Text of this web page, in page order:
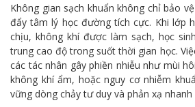
Không gian sạch khuẩn không chỉ bảo
đẩy tâm lý học đường tích cực. Khi lớp
chịu, không khí được làm sạch, học
trung cao độ trong suốt thời gian học.
các tác nhân gây phiền nhiễu như mùi
không khí ẩm, hoặc nguy cơ nhiễm
vững dòng chảy tư duy và phản xạ